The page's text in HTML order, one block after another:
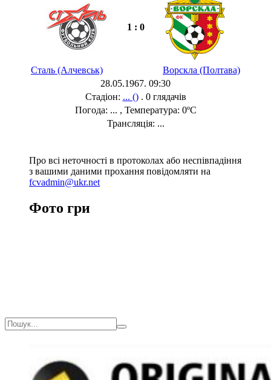
1 : 0
Сталь (Алчевськ)
Ворскла (Полтава)
28.05.1967. 09:30
Стадіон: ... (). 0 глядачів
Погода: ... , Температура: 0ºC
Трансляція: ...
Про всі неточності в протоколах або неспівпадіння
з вашими даними прохання повідомляти на
fcvadmin@ukr.net
Фото гри